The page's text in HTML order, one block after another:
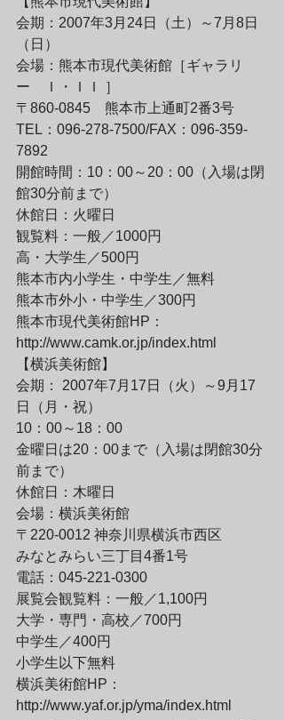
会期：2007年3月24日（土）～7月8日
（日）
会場：熊本市現代美術館［ギャラリ
ー　Ｉ・ＩＩ ］
〒860-0845　熊本市上通町2番3号
TEL：096-278-7500/FAX：096-359-
7892
開館時間：10：00～20：00（入場は閉
館30分前まで）
休館日：火曜日
観覧料：一般／1000円
高・大学生／500円
熊本市内小学生・中学生／無料
熊本市外小・中学生／300円
熊本市現代美術館HP：
http://www.camk.or.jp/index.html
【横浜美術館】
会期： 2007年7月17日（火）～9月17
日（月・祝）
10：00～18：00
金曜日は20：00まで（入場は閉館30分
前まで）
休館日：木曜日
会場：横浜美術館
〒220-0012 神奈川県横浜市西区
みなとみらい三丁目4番1号
電話：045-221-0300
展覧会観覧料：一般／1,100円
大学・専門・高校／700円
中学生／400円
小学生以下無料
横浜美術館HP：
http://www.yaf.or.jp/yma/index.html